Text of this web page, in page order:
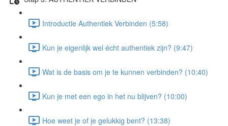
Introductie Authentiek Verbinden (5:58)
Kun je eigenlijk wel écht authentiek zijn? (9:47)
Wat is de basis om je te kunnen verbinden? (10:40)
Kun je met een ego in het nu blijven? (10:00)
Hoe weet je of je gelukkig bent? (13:38)